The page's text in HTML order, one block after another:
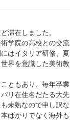
滞在しました。
学院の高校との交流
はイタリア研修、夏
界を意識した美術教
ともあり、毎年卒業
リ在住名だたる大先
未熟なので申し訳な
ばかりでなく海外も